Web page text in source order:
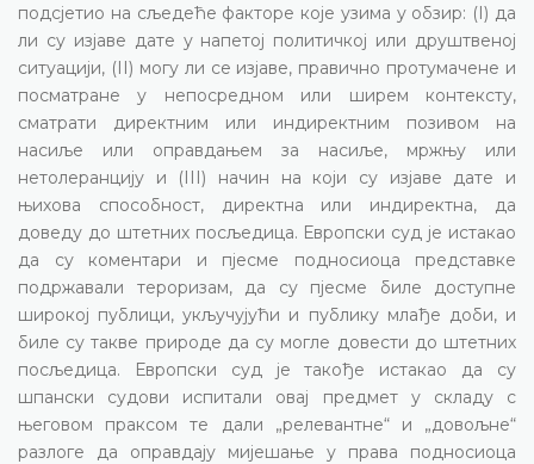
подсјетио на сљедеће факторе које узима у обзир: (I) да
ли су изјаве дате у напетој политичкој или друштвеној
ситуацији, (II) могу ли се изјаве, правично протумачене и
посматране у непосредном или ширем контексту,
сматрати директним или индиректним позивом на
насиље или оправдањем за насиље, мржњу или
нетолеранцију и (III) начин на који су изјаве дате и
њихова способност, директна или индиректна, да
доведу до штетних посљедица. Европски суд је истакао
да су коментари и пјесме подносиоца представке
подржавали тероризам, да су пјесме биле доступне
широкој публици, укључујући и публику млађе доби, и
биле су такве природе да су могле довести до штетних
посљедица. Европски суд је такође истакао да су
шпански судови испитали овај предмет у складу с
његовом праксом те дали „релевантне“ и „довољне“
разлоге да оправдају мијешање у права подносиоца